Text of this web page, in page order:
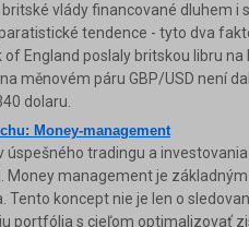
vlády financované dluhem i
tendence - tyto dva
England poslaly britskou libru
měnovém páru GBP/USD není
dolaru.
Money-management
úspešného tradingu a
Money management je
Tento koncept nie je len o
portfólia s cieľom optimalizovať